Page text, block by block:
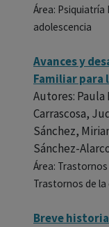
Área:
adolescencia
Avances y
Familiar para
Autores: Paula
Carrascosa,
Sánchez,
Sánchez-
Área:
Trastornos de
Breve